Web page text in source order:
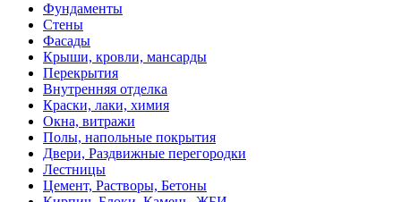
Фундаменты
Стены
Фасады
Крыши, кровли, мансарды
Перекрытия
Внутренняя отделка
Краски, лаки, химия
Окна, витражи
Полы, напольные покрытия
Двери, Раздвижные перегородки
Лестницы
Цемент, Растворы, Бетоны